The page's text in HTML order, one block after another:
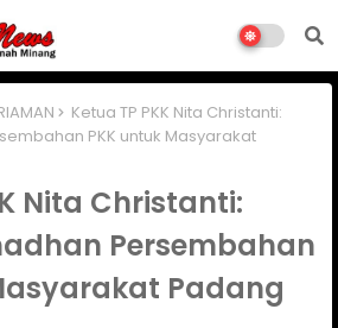
Ketua TP PKK Nita Christanti:
PKK untuk Masyarakat
Nita Christanti:
Persembahan
Padang